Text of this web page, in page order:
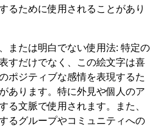
るために使用されることがあり
または明白でない使用法: 特定の
すだけでなく、この絵文字は喜
ポジティブな感情を表現するた
あります。特に外見や個人のア
る文脈で使用されます。また、
るグループやコミュニティへの